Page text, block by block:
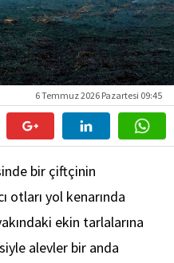
6 Temmuz 2026 Pazartesi 09:45
bir çiftçinin
otları yol kenarında
ekin tarlalarına
alevler bir anda